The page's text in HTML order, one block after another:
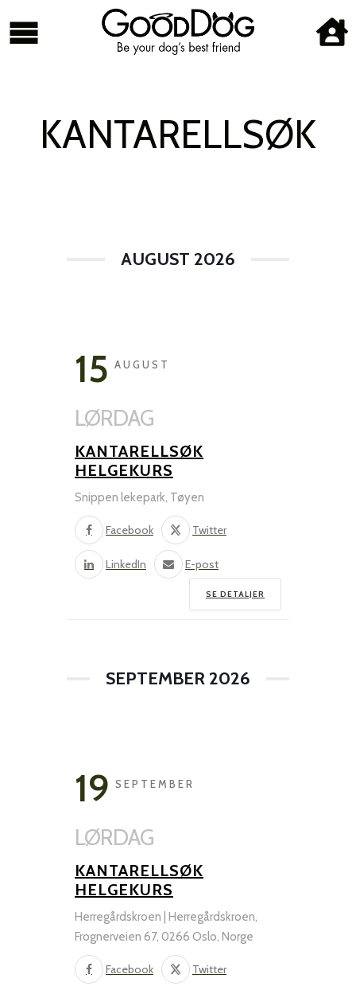
KANTARELLSØK
AUGUST 2026
15 AUGUST
LØRDAG
KANTARELLSØK
HELGEKURS
Snippen lekepark, Tøyen
Facebook Twitter
LinkedIn E-post
SE DETALJER
SEPTEMBER 2026
19 SEPTEMBER
LØRDAG
KANTARELLSØK
HELGEKURS
Herregårdskroen | Herregårdskroen,
Frognerveien 67, 0266 Oslo, Norge
Facebook Twitter